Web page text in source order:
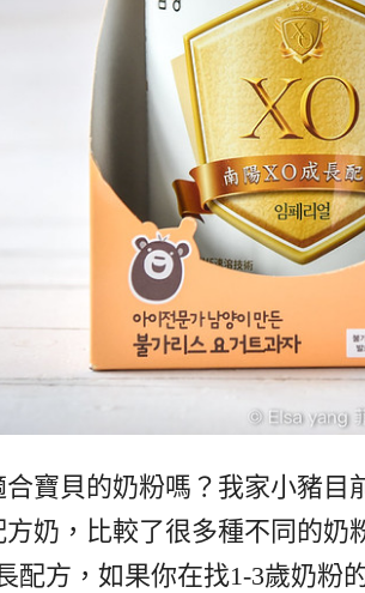
寶貝的奶粉嗎？我家小豬
奶，比較了很多種不同的
配方，如果你在找1-3歲奶粉